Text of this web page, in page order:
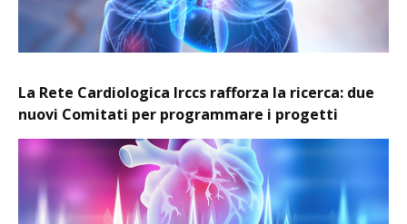
La Rete Cardiologica Irccs rafforza la ricerca: due
nuovi Comitati per programmare i progetti